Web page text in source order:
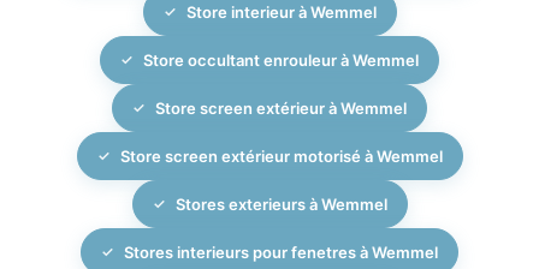
Store interieur à Wemmel
Store occultant enrouleur à Wemmel
Store screen extérieur à Wemmel
Store screen extérieur motorisé à Wemmel
Stores exterieurs à Wemmel
Stores interieurs pour fenetres à Wemmel